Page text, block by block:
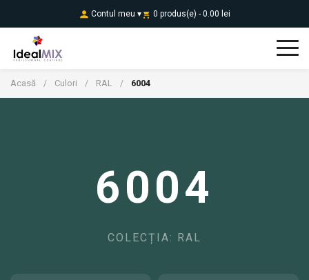
Contul meu ▾ 0 produs(e) - 0.00 lei
Acasă / Culori / RAL / 6004
6004
COLECȚIA: RAL